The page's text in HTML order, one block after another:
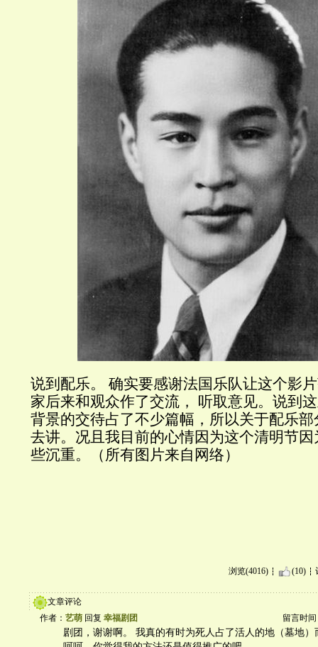
说到配乐。 确实要感谢法国乐队让这个影
家后来和观众作了交流， 听取意见。说到
背景的交待占了不少篇幅，所以关于配乐
去讲。况且我目前的心情因为这个清明节
些沉重。（所有图片来自网络）
浏览(4016) (10)
文章评论
作者： 艺萌 回复 幸福剧团 留言时间
剧团，谢谢啊。 我真的有时为死人占了活人的地（墓地）